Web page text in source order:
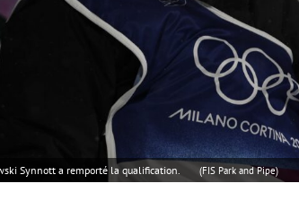
Synnott a remporté la qualification. (FIS Park and Pipe)